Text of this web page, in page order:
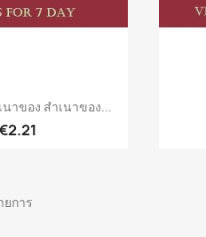
หน้าต่างย่อ
นาของ สำเนาของ...
ยการ